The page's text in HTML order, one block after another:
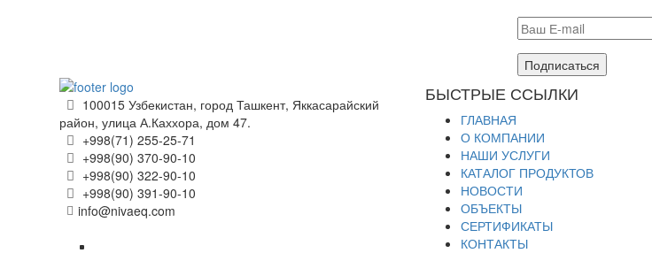
Подписаться
100015 Узбекистан, город Ташкент, Яккасарайский
район, улица А.Каххора, дом 47.
+998(71) 255-25-71
+998(90) 370-90-10
+998(90) 322-90-10
+998(90) 391-90-10
info@nivaeq.com
БЫСТРЫЕ ССЫЛКИ
ГЛАВНАЯ
О КОМПАНИИ
НАШИ УСЛУГИ
КАТАЛОГ ПРОДУКТОВ
НОВОСТИ
ОБЪЕКТЫ
СЕРТИФИКАТЫ
КОНТАКТЫ